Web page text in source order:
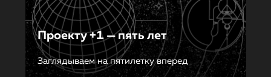
Проекту +1 — пять лет
Заглядываем на пятилетку вперед